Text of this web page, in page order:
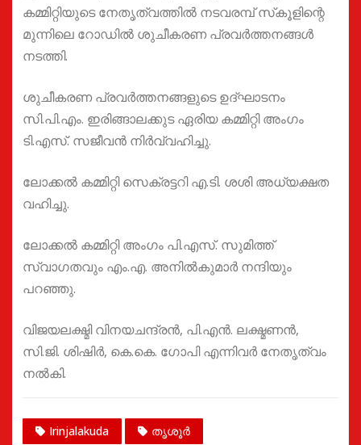
കമ്മിറ്റിയുടെ നേതൃത്വത്തില്‍ നടവരമ്പ് സ്‌കൂളിന്റെ
മുന്നിലെ റോഡില്‍ ശുചീകരണ പ്രവര്‍ത്തനങ്ങൾ
നടത്തി.
ശുചീകരണ പ്രവര്‍ത്തനങ്ങളുടെ ഉദ്ഘാടനം
സി.പി.എം. ഇരിങ്ങാലക്കുട ഏരിയ കമ്മിറ്റി അംഗം
ടി.എസ്. സജീവന്‍ നിർവ്വഹിച്ചു.
ലോക്കല്‍ കമ്മിറ്റി സെക്രട്ടറി എ.ടി. ശശി അധ്യക്ഷത
വഹിച്ചു.
ലോക്കല്‍ കമ്മിറ്റി അംഗം പി.എസ്. സുമിത്ത്
സ്വാഗതവും എം.എ. അനില്‍കുമാര്‍ നന്ദിയും
പറഞ്ഞു.
വിജയലക്ഷ്മി വിനയചന്ദ്രന്‍, പി.എന്‍. ലക്ഷ്മണന്‍,
സി.ജി. ശിഷിര്‍, കെ.കെ. ഗോപി എന്നിവര്‍ നേതൃത്വം
നല്‍കി.
Irinjalakuda തൃശൂർ